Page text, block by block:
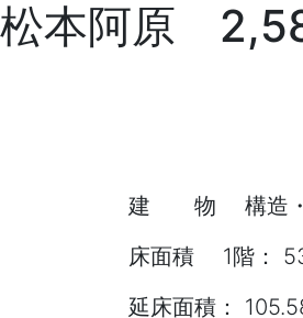
松本阿原
建 物 構造・
床面積 1階：
延床面積：